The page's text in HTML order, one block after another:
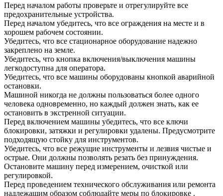
Перед началом работы проверьте и отрегулируйте все
предохранительные устройства.
Перед началом убедитесь, что все ограждения на месте и в
хорошем рабочем состоянии.
Убедитесь, что все стационарное оборудование надежно
закреплено на земле.
Убедитесь, что кнопка включения/выключения машины
легкодоступна для оператора.
Убедитесь, что все машины оборудованы кнопкой аварийной
остановки.
Машиной никогда не должны пользоваться более одного
человека одновременно, но каждый должен знать, как ее
остановить в экстренной ситуации.
Перед включением машины убедитесь, что все ключи
блокировки, затяжки и регулировки удалены. Предусмотрите
подходящую стойку для инструментов.
Убедитесь, что все режущие инструменты и лезвия чистые и
острые. Они должны позволять резать без принуждения.
Остановите машину перед измерением, очисткой или
регулировкой.
Перед проведением технического обслуживания или ремонта
надлежащим образом соблюдайте меры по блокировке .